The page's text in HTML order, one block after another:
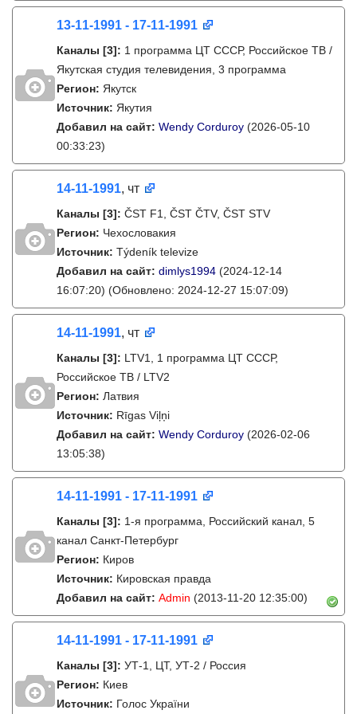
13-11-1991 - 17-11-1991
Каналы [3]: 1 программа ЦТ СССР, Российское ТВ /
Якутская студия телевидения, 3 программа
Регион: Якутск
Источник: Якутия
Добавил на сайт: Wendy Corduroy (2026-05-10
00:33:23)
14-11-1991, чт
Каналы [3]: ČST F1, ČST ČTV, ČST STV
Регион: Чехословакия
Источник: Týdeník televize
Добавил на сайт: dimlys1994 (2024-12-14
16:07:20) (Обновлено: 2024-12-27 15:07:09)
14-11-1991, чт
Каналы [3]: LTV1, 1 программа ЦТ СССР,
Российское ТВ / LTV2
Регион: Латвия
Источник: Rīgas Viļņi
Добавил на сайт: Wendy Corduroy (2026-02-06
13:05:38)
14-11-1991 - 17-11-1991
Каналы [3]: 1-я программа, Российский канал, 5
канал Санкт-Петербург
Регион: Киров
Источник: Кировская правда
Добавил на сайт: Admin (2013-11-20 12:35:00)
14-11-1991 - 17-11-1991
Каналы [3]: УТ-1, ЦТ, УТ-2 / Россия
Регион: Киев
Источник: Голос України